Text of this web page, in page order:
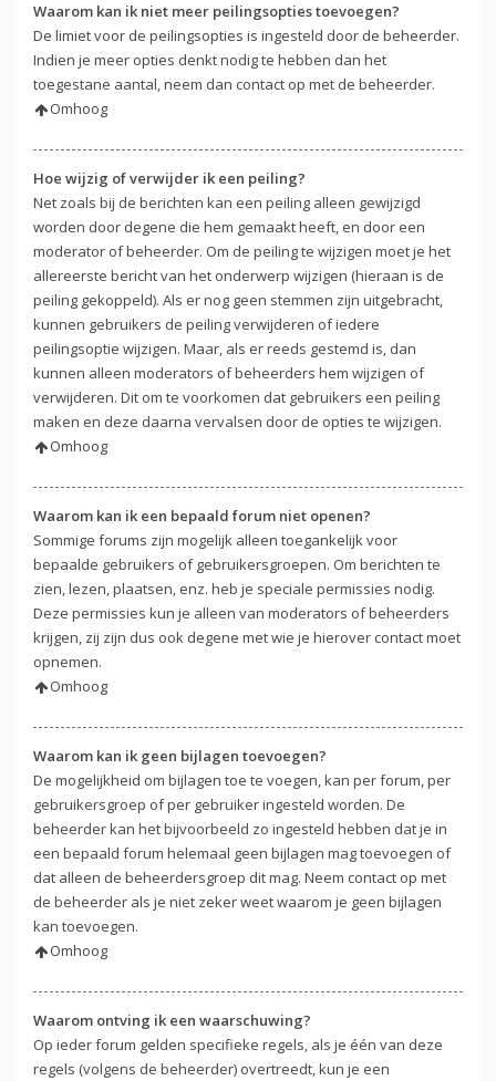
Waarom kan ik niet meer peilingsopties toevoegen?
De limiet voor de peilingsopties is ingesteld door de beheerder.
Indien je meer opties denkt nodig te hebben dan het
toegestane aantal, neem dan contact op met de beheerder.
Omhoog
Hoe wijzig of verwijder ik een peiling?
Net zoals bij de berichten kan een peiling alleen gewijzigd
worden door degene die hem gemaakt heeft, en door een
moderator of beheerder. Om de peiling te wijzigen moet je het
allereerste bericht van het onderwerp wijzigen (hieraan is de
peiling gekoppeld). Als er nog geen stemmen zijn uitgebracht,
kunnen gebruikers de peiling verwijderen of iedere
peilingsoptie wijzigen. Maar, als er reeds gestemd is, dan
kunnen alleen moderators of beheerders hem wijzigen of
verwijderen. Dit om te voorkomen dat gebruikers een peiling
maken en deze daarna vervalsen door de opties te wijzigen.
Omhoog
Waarom kan ik een bepaald forum niet openen?
Sommige forums zijn mogelijk alleen toegankelijk voor
bepaalde gebruikers of gebruikersgroepen. Om berichten te
zien, lezen, plaatsen, enz. heb je speciale permissies nodig.
Deze permissies kun je alleen van moderators of beheerders
krijgen, zij zijn dus ook degene met wie je hierover contact moet
opnemen.
Omhoog
Waarom kan ik geen bijlagen toevoegen?
De mogelijkheid om bijlagen toe te voegen, kan per forum, per
gebruikersgroep of per gebruiker ingesteld worden. De
beheerder kan het bijvoorbeeld zo ingesteld hebben dat je in
een bepaald forum helemaal geen bijlagen mag toevoegen of
dat alleen de beheerdersgroep dit mag. Neem contact op met
de beheerder als je niet zeker weet waarom je geen bijlagen
kan toevoegen.
Omhoog
Waarom ontving ik een waarschuwing?
Op ieder forum gelden specifieke regels, als je één van deze
regels (volgens de beheerder) overtreedt, kun je een